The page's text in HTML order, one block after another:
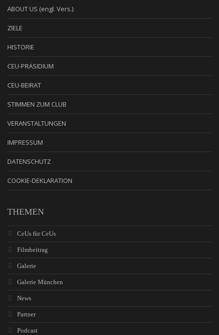
ABOUT US (engl. Vers.)
ZIELE
HISTORIE
CEU-PRÄSIDIUM
CEU-BEIRAT
STIMMEN ZUM CLUB
VERANSTALTUNGEN
IMPRESSUM
DATENSCHUTZ
COOKIE-DEKLARATION
THEMEN
CeUs für CeUs
Filmbeitrag
Galerie
Galerie München
News
Partner
Podcast